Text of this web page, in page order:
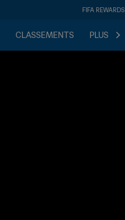
FIFA REWARDS
CLASSEMENTS PLUS